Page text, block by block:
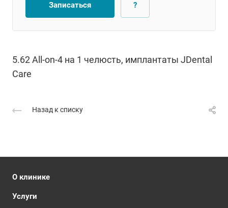
Записаться ?
5.62 All-on-4 на 1 челюсть, имплантаты JDental
Care
Назад к списку
О клинике
Услуги